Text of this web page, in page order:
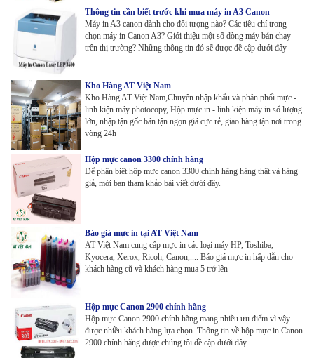
Thông tin cần biết trước khi mua máy in A3 Canon
Máy in A3 canon dành cho đối tượng nào? Các tiêu chí trong
chọn máy in Canon A3? Giới thiệu một số dòng máy bán chạy
trên thị trường? Những thông tin đó sẽ được đề cập dưới đây
Kho Hàng AT Việt Nam
Kho Hàng AT Việt Nam,Chuyên nhập khẩu và phân phối mực -
linh kiện máy photocopy, Hộp mực in - linh kiện máy in số lượng
lớn, nhập tận gốc bán tận ngọn giá cực rẻ, giao hàng tận nơi trong
vòng 24h
Hộp mực canon 3300 chính hãng
Để phân biệt hộp mực canon 3300 chính hãng hàng thật và hàng
giả, mời bạn tham khảo bài viết dưới đây.
Báo giá mực in tại AT Việt Nam
AT Việt Nam cung cấp mực in các loại máy HP, Toshiba,
Kyocera, Xerox, Ricoh, Canon,.... Báo giá mực in hấp dẫn cho
khách hàng cũ và khách hàng mua 5 trở lên
Hộp mực Canon 2900 chính hãng
Hộp mực Canon 2900 chính hãng mang nhiều ưu điểm vì vậy
được nhiều khách hàng lựa chọn. Thông tin về hộp mực in Canon
2900 chính hãng được chúng tôi đề cập dưới đây